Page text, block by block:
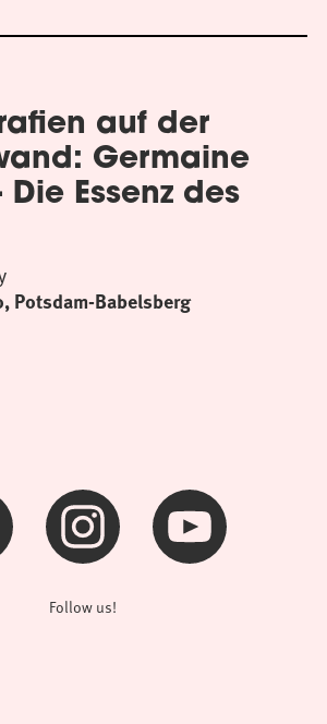
auf der
Germaine
Essenz des
Potsdam-Babelsberg
Follow us!